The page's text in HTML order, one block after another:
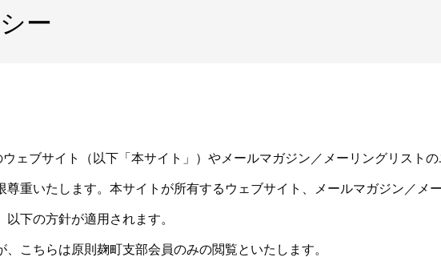
ー
ェブサイト（以下「本サイト」）やメールマガジン／メーリングリストの
尊重いたします。本サイトが所有するウェブサイト、メールマガジン／メー
下の方針が適用されます。
こちらは原則麹町支部会員のみの閲覧といたします。